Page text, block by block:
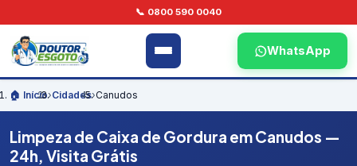
📞 0800 590 0040
WhatsApp
🏠 Início›Cidades›Canudos
Limpeza de Caixa de Gordura em Canudos —
24h, Visita Grátis